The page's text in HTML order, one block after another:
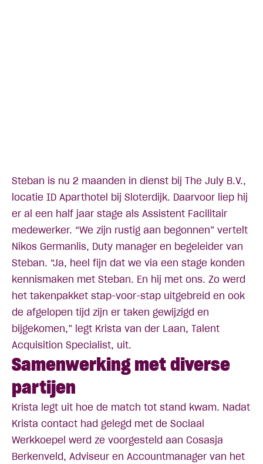
Steban is nu 2 maanden in dienst bij The July B.V.,
locatie ID Aparthotel bij Sloterdijk. Daarvoor liep hij
er al een half jaar stage als Assistent Facilitair
medewerker. “We zijn rustig aan begonnen” vertelt
Nikos Germanlis, Duty manager en begeleider van
Steban. “Ja, heel fijn dat we via een stage konden
kennismaken met Steban. En hij met ons. Zo werd
het takenpakket stap-voor-stap uitgebreid en ook
de afgelopen tijd zijn er taken gewijzigd en
bijgekomen,” legt Krista van der Laan, Talent
Acquisition Specialist, uit.
Samenwerking met diverse
partijen
Krista legt uit hoe de match tot stand kwam. Nadat
Krista contact had gelegd met de Sociaal
Werkkoepel werd ze voorgesteld aan Cosasja
Berkenveld, Adviseur en Accountmanager van het